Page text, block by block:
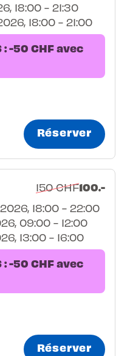
18:00 - 21:30
18:00 - 21:00
-50 CHF avec
Réserver
150 CHF100.-
18:00 - 22:00
09:00 - 12:00
13:00 - 16:00
-50 CHF avec
Réserver